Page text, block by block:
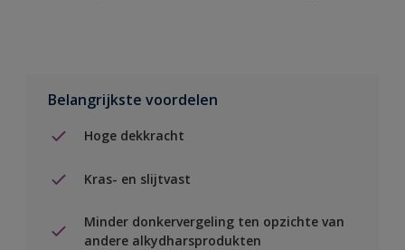
Belangrijkste voordelen
Hoge dekkracht
Kras- en slijtvast
Minder donkervergeling ten opzichte van
andere alkydharsprodukten